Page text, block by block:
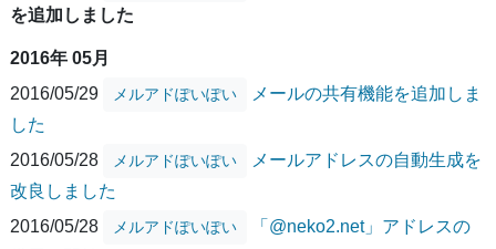
を追加しました
2016年 05月
2016/05/29
メルアドぽいぽい
メールの共有機能を追加しま
した
2016/05/28
メルアドぽいぽい
メールアドレスの自動生成を
改良しました
2016/05/28
メルアドぽいぽい
「@neko2.net」アドレスの